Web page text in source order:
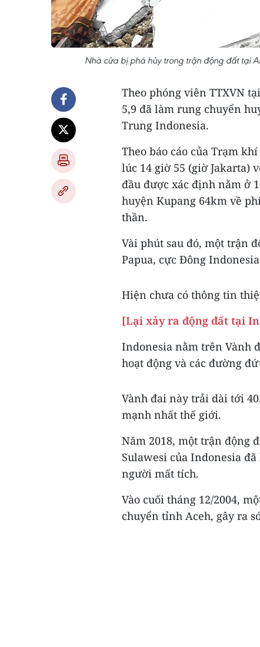
Nhà cửa bị phá hủy trong trận động đất tại
Theo phóng viên TTXVN
5,9 đã làm rung chuyển
Trung Indonesia.
Theo báo cáo của Trạm
lúc 14 giờ 55 (giờ Jakarta)
đầu được xác định nằm ở
huyện Kupang 64km về
thần.
Vài phút sau đó, một trận
Papua, cực Đông
Hiện chưa có thông tin
[Lại xảy ra động đất tại
Indonesia nằm trên Vành
hoạt động và các đường
Vành đai này trải dài tới
mạnh nhất thế giới.
Năm 2018, một trận động
Sulawesi của Indonesia
người mất tích.
Vào cuối tháng 12/2004,
chuyển tỉnh Aceh, gây ra